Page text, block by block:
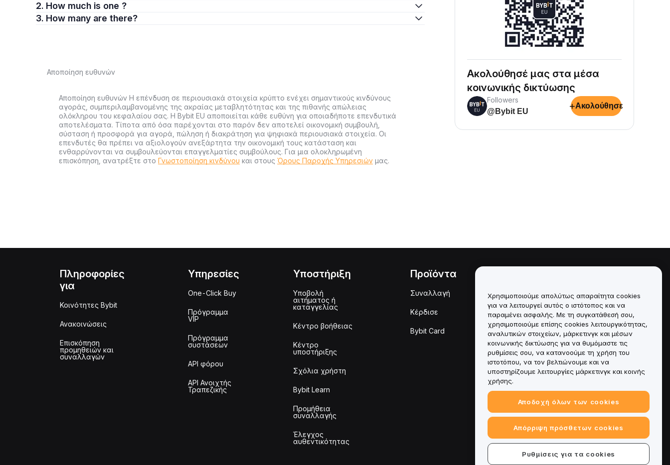
2. How much is one ?
3. How many are there?
Αποποίηση ευθυνών
Αποποίηση ευθυνών Η επένδυση σε περιουσιακά στοιχεία κρύπτο ενέχει σημαντικούς κινδύνους
αγοράς, συμπεριλαμβανομένης της ακραίας μεταβλητότητας και της πιθανής απώλειας
ολόκληρου του κεφαλαίου σας. Η Bybit EU αποποιείται κάθε ευθύνη για οποιαδήποτε επενδυτικά
αποτελέσματα. Τίποτα από όσα παρέχονται στο παρόν δεν αποτελεί οικονομική συμβουλή,
σύσταση ή προσφορά για αγορά, πώληση ή διακράτηση για ψηφιακά περιουσιακά στοιχεία. Οι
επενδυτές θα πρέπει να αξιολογούν ανεξάρτητα την οικονομική τους κατάσταση και
ενθαρρύνονται να συμβουλεύονται επαγγελματίες συμβούλους. Για μια ολοκληρωμένη
επισκόπηση, ανατρέξτε στο Γνωστοποίηση κινδύνου και στους Όρους Παροχής Υπηρεσιών μας.
Ακολούθησέ μας στα μέσα
κοινωνικής δικτύωσης
Followers
@Bybit EU
+Ακολούθησε
Πληροφορίες
για
Κοινότητες Bybit
Ανακοινώσεις
Επισκόπηση
προμηθειών και
συναλλαγών
Υπηρεσίες
One-Click Buy
Πρόγραμμα
VIP
Πρόγραμμα
συστάσεων
API φόρου
API Ανοιχτής
Τραπεζικής
Υποστήριξη
Υποβολή
αιτήματος ή
καταγγελίας
Κέντρο βοήθειας
Κέντρο
υποστήριξης
Σχόλια χρήστη
Bybit Learn
Προμήθεια
συναλλαγής
Έλεγχος
αυθεντικότητας
Προϊόντα
Συναλλαγή
Κέρδισε
Bybit Card
Πολιτική σύγκρουσης
συμφερόντων
Σύνοψη της Πολιτικής
Θεματοφυλακής και
Διαχείρισης
Πληροφορίες ESG
Crypto-Asset White Papers
Χρησιμοποιούμε απολύτως απαραίτητα cookies
για να λειτουργεί αυτός ο ιστότοπος και να
παραμένει ασφαλής. Με τη συγκατάθεσή σου,
χρησιμοποιούμε επίσης cookies λειτουργικότητας,
αναλυτικών στοιχείων, μάρκετινγκ και μέσων
κοινωνικής δικτύωσης για να θυμόμαστε τις
ρυθμίσεις σου, να κατανοούμε τη χρήση του
ιστοτόπου, να τον βελτιώνουμε και να
υποστηρίζουμε λειτουργίες μάρκετινγκ και κοινής
χρήσης.
Αποδοχή όλων των cookies
Απόρριψη πρόσθετων cookies
Ρυθμίσεις για τα cookies